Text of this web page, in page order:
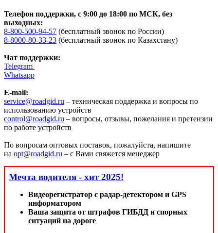
Телефон поддержки, с 9:00 до 18:00 по МСК, без
выходных:
8-800-500-94-57 (бесплатный звонок по России)
8-8000-80-33-23 (бесплатный звонок по Казахстану)
Чат поддержки:
Telegram
Whatsapp
E-mail:
service@roadgid.ru – техническая поддержка и вопросы по
использованию устройств
control@roadgid.ru – вопросы, отзывы, пожелания и претензии
по работе устройств
По вопросам оптовых поставок, пожалуйста, напишите
на opt@roadgid.ru – с Вами свяжется менеджер
Мечта водителя - хит 2025!
Видеорегистратор с радар-детектором и GPS
информатором
Ваша защита от штрафов ГИБДД и спорных
ситуаций на дороге